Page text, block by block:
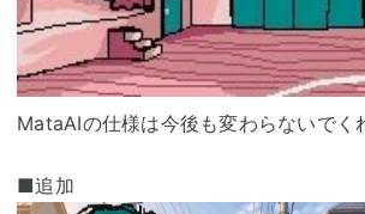
MataAIの仕様は今後も変わらないでく
■追加